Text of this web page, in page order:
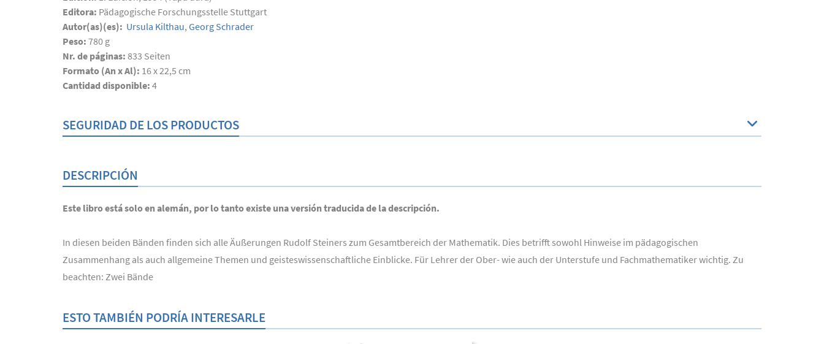
Editora: Pädagogische Forschungsstelle Stuttgart
Autor(as)(es): Ursula Kilthau, Georg Schrader
Peso: 780 g
Nr. de páginas: 833 Seiten
Formato (An x Al): 16 x 22,5 cm
Cantidad disponible: 4
SEGURIDAD DE LOS PRODUCTOS
DESCRIPCIÓN
Este libro está solo en alemán, por lo tanto existe una versión traducida de la descripción.
In diesen beiden Bänden finden sich alle Äußerungen Rudolf Steiners zum Gesamtbereich der Mathematik. Dies betrifft sowohl Hinweise im pädagogischen
Zusammenhang als auch allgemeine Themen und geisteswissenschaftliche Einblicke. Für Lehrer der Ober- wie auch der Unterstufe und Fachmathematiker wichtig. Zu
beachten: Zwei Bände
ESTO TAMBIÉN PODRÍA INTERESARLE